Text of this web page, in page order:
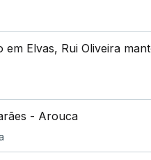
em Elvas, Rui Oliveira
- Arouca